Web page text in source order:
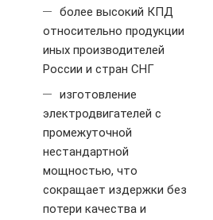
более высокий КПД
относительно продукции
иных производителей
России и стран СНГ
изготовление
электродвигателей с
промежуточной
нестандартной
мощностью, что
сокращает издержки без
потери качества и